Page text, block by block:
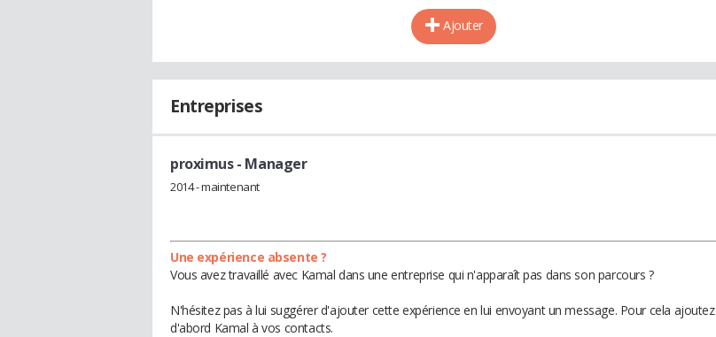
Ajouter
Entreprises
proximus- Manager
2014 - maintenant
Une expérience absente ?
Vous avez travaillé avec Kamal dans une entreprise qui n'apparaît pas dans son parcours ?
N'hésitez pas à lui suggérer d'ajouter cette expérience en lui envoyant un message. Pour cela ajoutez
d'abord Kamal à vos contacts.